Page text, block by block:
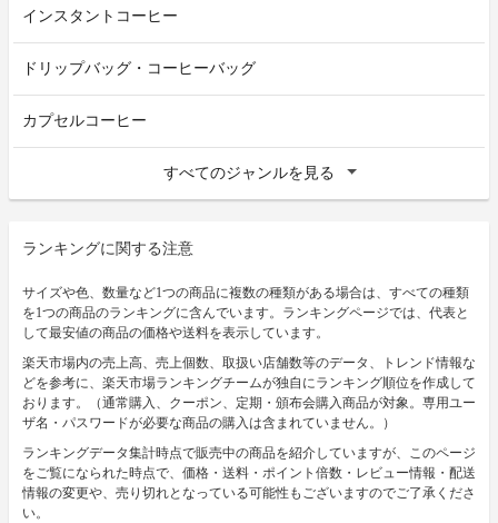
インスタントコーヒー
ドリップバッグ・コーヒーバッグ
カプセルコーヒー
すべてのジャンルを見る
ランキングに関する注意
サイズや色、数量など1つの商品に複数の種類がある場合は、すべての種類
を1つの商品のランキングに含んでいます。ランキングページでは、代表と
して最安値の商品の価格や送料を表示しています。
楽天市場内の売上高、売上個数、取扱い店舗数等のデータ、トレンド情報な
どを参考に、楽天市場ランキングチームが独自にランキング順位を作成して
おります。（通常購入、クーポン、定期・頒布会購入商品が対象。専用ユー
ザ名・パスワードが必要な商品の購入は含まれていません。）
ランキングデータ集計時点で販売中の商品を紹介していますが、このページ
をご覧になられた時点で、価格・送料・ポイント倍数・レビュー情報・配送
情報の変更や、売り切れとなっている可能性もございますのでご了承くださ
い。